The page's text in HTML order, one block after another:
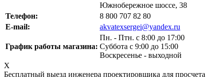
Южнобережное шоссе, 38
Телефон:
8 800 707 82 80
E-mail:
akvatexsergei@yandex.ru
График работы магазина:
Пн. - Птн. с 8:00 до 17:00
Суббота с 9:00 до 15:00
Воскресенье - выходной
X
Бесплатный выезд инженера проектировщика для просчета